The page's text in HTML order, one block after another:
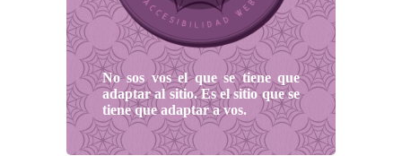
No sos vos el que se tiene que
adaptar al sitio. Es el sitio que se
tiene que adaptar a vos.